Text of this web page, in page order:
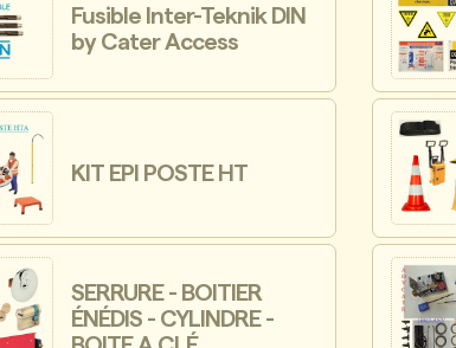
Fusible Inter-Teknik DIN
by Cater Access
KIT EPI POSTE HT
SERRURE - BOITIER
ÉNÉDIS - CYLINDRE -